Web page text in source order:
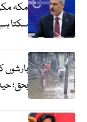
مکہ
سکتا
بحق؛ حیدرآباد